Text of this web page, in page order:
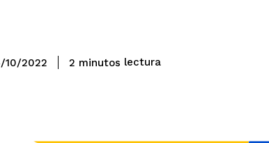
10/2022 2 minutos lectura